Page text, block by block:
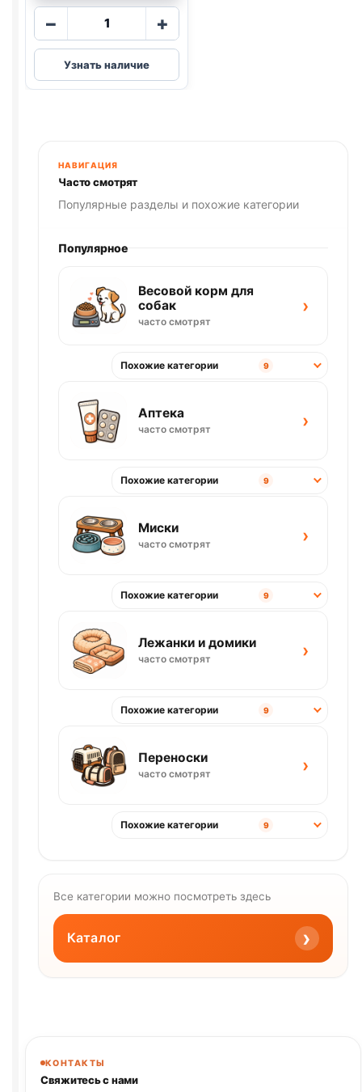
−
Количество
AlphaPet
влаж.
(КОТЯТА,
+
Узнать наличие
НАВИГАЦИЯ
Часто смотрят
Популярные разделы и похожие категории
Популярное
Весовой корм для
собак
часто смотрят
›
Похожие категории 9
Аптека
часто смотрят ›
Похожие категории 9
Миски
часто смотрят ›
Похожие категории 9
Лежанки и домики
часто смотрят ›
Похожие категории 9
Переноски
часто смотрят ›
Похожие категории 9
Все категории можно посмотреть здесь
Каталог ›
КОНТАКТЫ
Свяжитесь с нами